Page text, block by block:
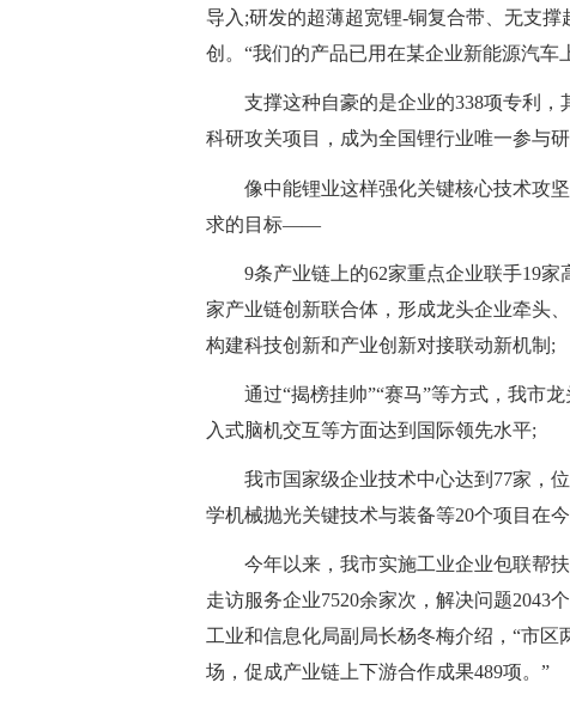
导入;研发的超薄超宽锂-铜复合带、无支
创。“我们的产品已用在某企业新能源汽车
支撑这种自豪的是企业的338项专利，
科研攻关项目，成为全国锂行业唯一参与
像中能锂业这样强化关键核心技术攻
求的目标——
9条产业链上的62家重点企业联手19
家产业链创新联合体，形成龙头企业牵头
构建科技创新和产业创新对接联动新机制;
通过“揭榜挂帅”“赛马”等方式，我市
入式脑机交互等方面达到国际领先水平;
我市国家级企业技术中心达到77家，
学机械抛光关键技术与装备等20个项目在
今年以来，我市实施工业企业包联帮
走访服务企业7520余家次，解决问题2043
工业和信息化局副局长杨冬梅介绍，“市
场，促成产业链上下游合作成果489项。”